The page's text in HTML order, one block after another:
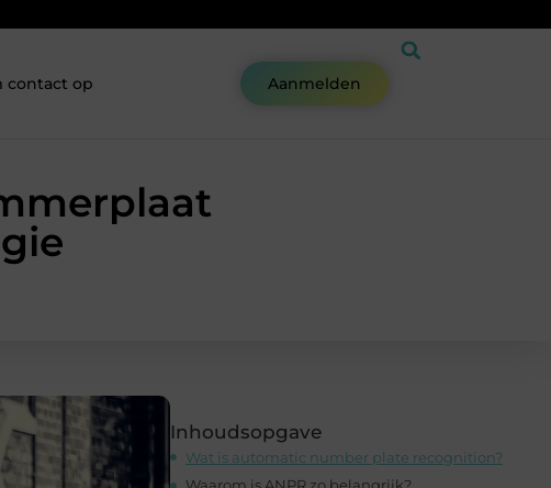
contact op Aanmelden
Inhoudsopgave
Wat is automatic number plate recognition?